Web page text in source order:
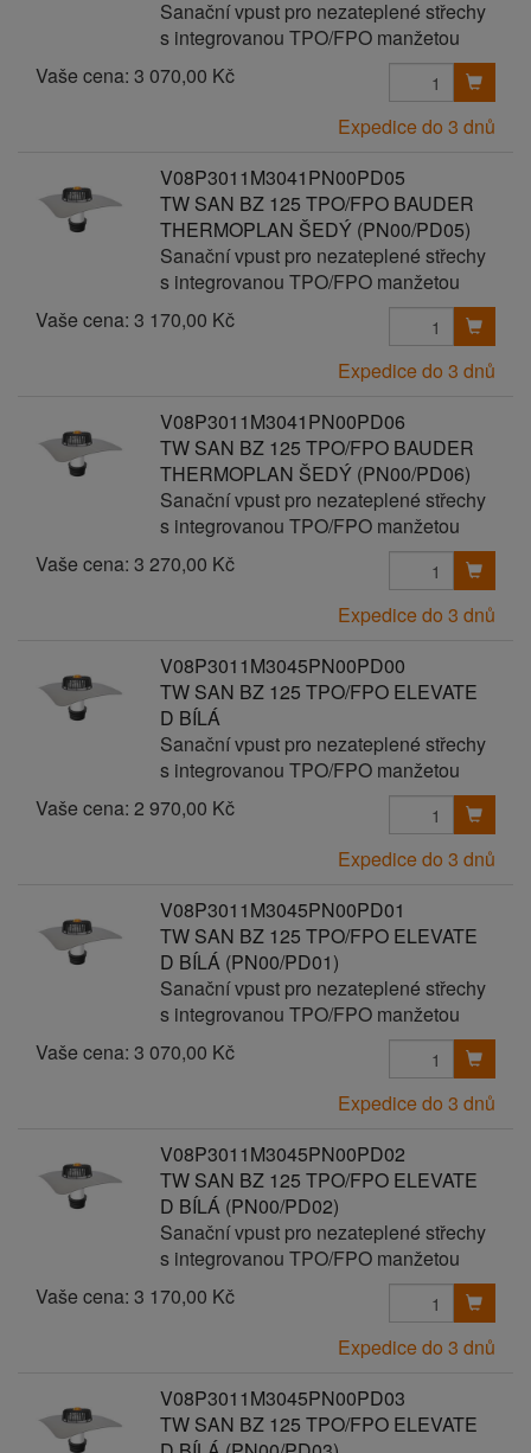
Sanační vpust pro nezateplené střechy
s integrovanou TPO/FPO manžetou
Vaše cena: 3 070,00 Kč
Expedice do 3 dnů
V08P3011M3041PN00PD05
TW SAN BZ 125 TPO/FPO BAUDER
THERMOPLAN ŠEDÝ (PN00/PD05)
Sanační vpust pro nezateplené střechy
s integrovanou TPO/FPO manžetou
Vaše cena: 3 170,00 Kč
Expedice do 3 dnů
V08P3011M3041PN00PD06
TW SAN BZ 125 TPO/FPO BAUDER
THERMOPLAN ŠEDÝ (PN00/PD06)
Sanační vpust pro nezateplené střechy
s integrovanou TPO/FPO manžetou
Vaše cena: 3 270,00 Kč
Expedice do 3 dnů
V08P3011M3045PN00PD00
TW SAN BZ 125 TPO/FPO ELEVATE
D BÍLÁ
Sanační vpust pro nezateplené střechy
s integrovanou TPO/FPO manžetou
Vaše cena: 2 970,00 Kč
Expedice do 3 dnů
V08P3011M3045PN00PD01
TW SAN BZ 125 TPO/FPO ELEVATE
D BÍLÁ (PN00/PD01)
Sanační vpust pro nezateplené střechy
s integrovanou TPO/FPO manžetou
Vaše cena: 3 070,00 Kč
Expedice do 3 dnů
V08P3011M3045PN00PD02
TW SAN BZ 125 TPO/FPO ELEVATE
D BÍLÁ (PN00/PD02)
Sanační vpust pro nezateplené střechy
s integrovanou TPO/FPO manžetou
Vaše cena: 3 170,00 Kč
Expedice do 3 dnů
V08P3011M3045PN00PD03
TW SAN BZ 125 TPO/FPO ELEVATE